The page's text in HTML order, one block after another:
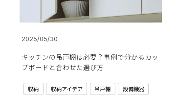
2025/05/30
キッチンの吊戸棚は必要？事例で分かるカッ
プボードと合わせた選び方
収納 収納アイデア 吊戸棚 設備機器